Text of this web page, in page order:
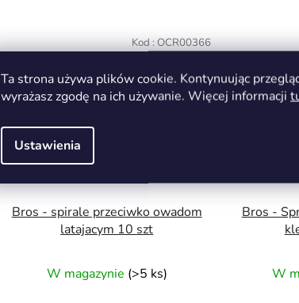
Ta strona używa plików cookie. Kontynuując
wyrażasz zgodę na ich używanie. Więcej informacji
Ustawienia
Bros - spirale przeciwko owadom
latajacym 10 szt
W magazynie (>5 ks)
Kod :OCR00366
Bros -
W